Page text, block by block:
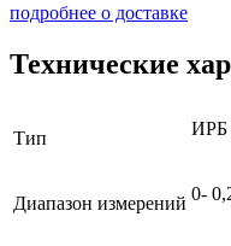
подробнее о доставке
Технические
Тип ИРБ
Диапазон измерений 0-